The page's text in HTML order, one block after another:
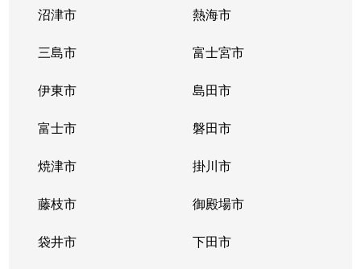
沼津市 熱海市
三島市 富士宮市
伊東市 島田市
富士市 磐田市
焼津市 掛川市
藤枝市 御殿場市
袋井市 下田市